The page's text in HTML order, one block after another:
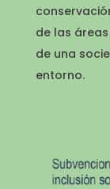
de las
de una
entorno.